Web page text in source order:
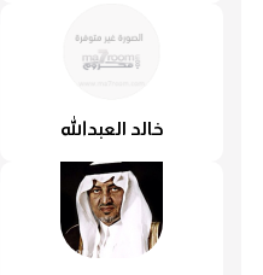
خالد العبدالله